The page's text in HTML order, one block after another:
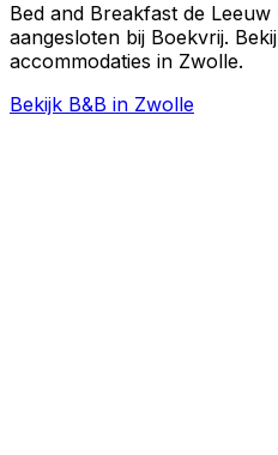
Bed and Breakfast de
aangesloten bij Boekvrij.
accommodaties in Zwolle.
Bekijk B&B in Zwolle